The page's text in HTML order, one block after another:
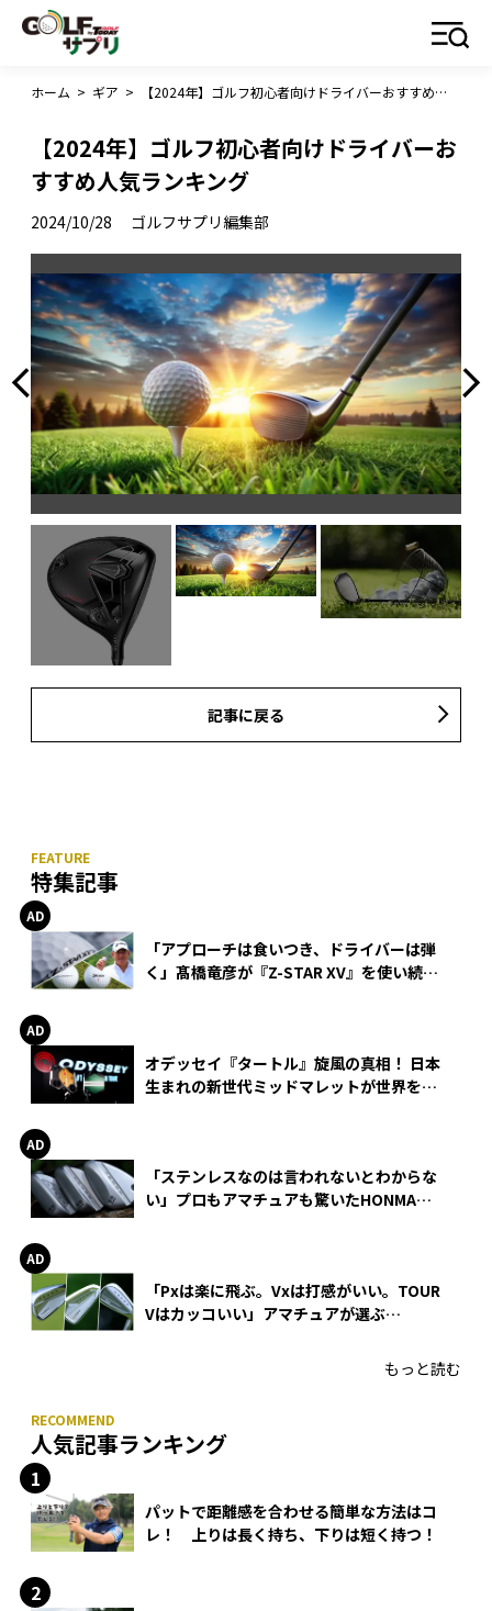
ホーム > ギア > 【2024年】ゴルフ初心者向けドライバーおすすめ人気ランキング
【2024年】ゴルフ初心者向けドライバーお
すすめ人気ランキング
2024/10/28 ゴルフサプリ編集部
記事に戻る
特集記事
「アプローチは食いつき、ドライバーは弾
く」髙橋竜彦が『Z-STAR XV』を使い続け
オデッセイ『タートル』旋風の真相！ 日本
生まれの新世代ミッドマレットが世界を席
「ステンレスなのは言われないとわからな
い」プロもアマチュアも驚いたHONMA
「Pxは楽に飛ぶ。Vxは打感がいい。TOUR
Vはカッコいい」アマチュアが選ぶ
もっと読む
人気記事ランキング
パットで距離感を合わせる簡単な方法はコ
レ！ 上りは長く持ち、下りは短く持つ！